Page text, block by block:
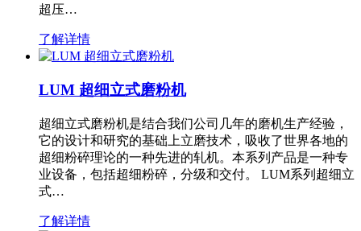
超压…
了解详情
LUM 超细立式磨粉机
超细立式磨粉机是结合我们公司几年的磨机生产经验，
它的设计和研究的基础上立磨技术，吸收了世界各地的
超细粉碎理论的一种先进的轧机。本系列产品是一种专
业设备，包括超细粉碎，分级和交付。 LUM系列超细立
式…
了解详情